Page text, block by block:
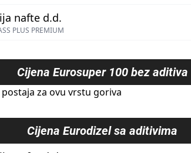
nafte d.d.
PLUS PREMIUM
Cijena Eurosuper 100 bez aditiva
za ovu vrstu goriva
Cijena Eurodizel sa aditivima